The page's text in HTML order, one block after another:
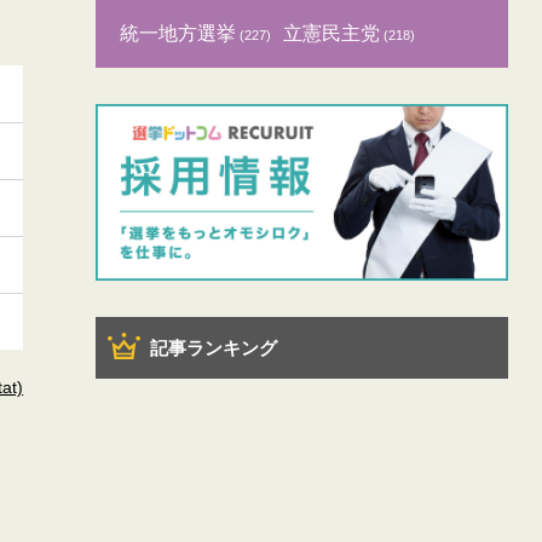
統一地方選挙 (227) 立憲民主党 (218)
記事ランキング